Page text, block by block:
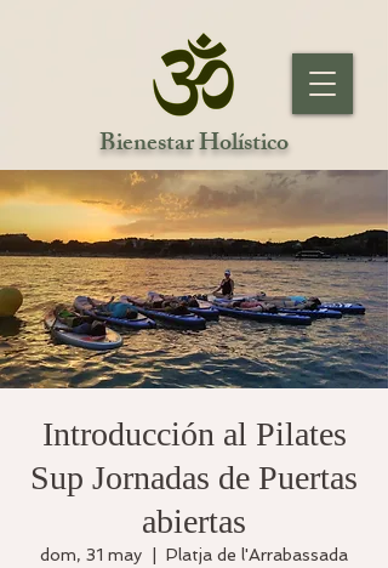
Bienestar Holístico
Introducción al Pilates
Sup Jornadas de Puertas
abiertas
dom, 31 may Platja de l'Arrabassada